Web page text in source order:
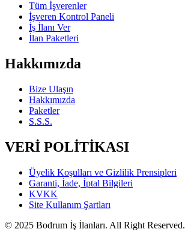
Tüm İşverenler
İşveren Kontrol Paneli
İş İlanı Ver
İlan Paketleri
Hakkımızda
Bize Ulaşın
Hakkımızda
Paketler
S.S.S.
VERİ POLİTİKASI
Üyelik Koşulları ve Gizlilik Prensipleri
Garanti, İade, İptal Bilgileri
KVKK
Site Kullanım Şartları
© 2025 Bodrum İş İlanları. All Right Reserved.